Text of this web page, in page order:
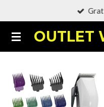
naar
de
OUTLET